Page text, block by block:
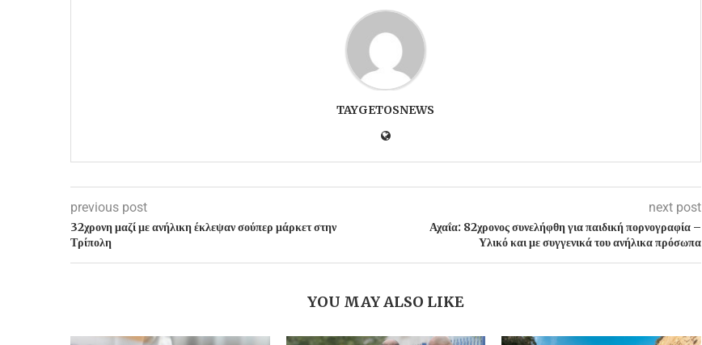
TAYGETOSNEWS
previous post
32χρονη μαζί με ανήλικη έκλεψαν σούπερ μάρκετ στην
Τρίπολη
next post
Αχαΐα: 82χρονος συνελήφθη για παιδική πορνογραφία –
Υλικό και με συγγενικά του ανήλικα πρόσωπα
YOU MAY ALSO LIKE